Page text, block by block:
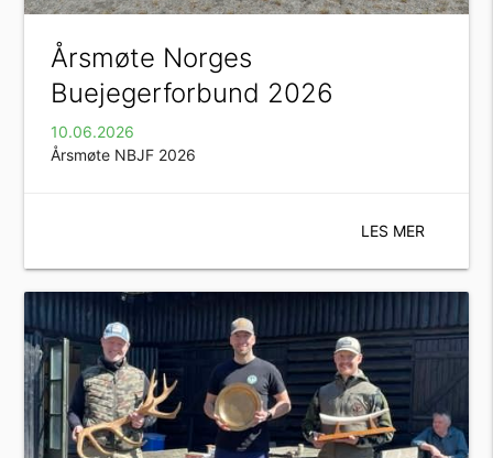
Årsmøte Norges
Buejegerforbund 2026
10.06.2026
Årsmøte NBJF 2026
LES MER